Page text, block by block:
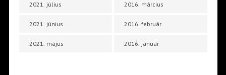
2021. július
2021. június
2021. május
2016. március
2016. február
2016. január